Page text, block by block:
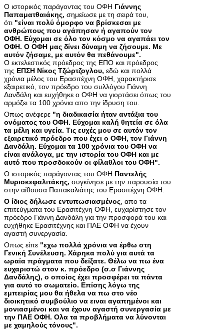
Ο ιστορικός παράγοντας του ΟΦΗ Γιάννης
Παπαματθαιάκης, σημείωσε με τη σειρά του,
ότι "είναι πολύ όμορφο να βρίσκεσαι με
ανθρώπους που αγάπησαν ή αγαπούν τον
ΟΦΗ. Εύχομαι σε όλο τον κόσμο να αγαπάει τον
ΟΦΗ. Ο ΟΦΗ μας δίνει δύναμη να ζήσουμε. Με
αυτόν ζήσαμε, με αυτόν θα πεθάνουμε".
Ο εκτελεστικός πρόεδρος της ΕΠΟ και πρόεδρος
της ΕΠΣΗ Νίκος Τζώρτζογλου, εδώ και πολλά
χρόνια μέλος του Ερασιτέχνη ΟΦΗ, χαρακτήρισε
εξαιρετικό, τον πρόεδρο του συλλόγου Γιάννη
Δανδάλη και ευχήθηκε ο ΟΦΗ να γιορτάσει όπως του
αρμόζει τα 100 χρόνια απο την ίδρυση του.
Οπως ανέφερε "η διαδικασία ήταν αντάξια του
ονόματος του ΟΦΗ. Εύχομαι καλή θητεία σε όλα
τα μέλη και υγεία. Τις ευχές μου σε αυτόν τον
εξαιρετικό πρόεδρο που έχει ο ΟΦΗ, τον Γιάννη
Δανδάλη. Εύχομαι τα 100 χρόνια του ΟΦΗ να
είναι ανάλογα, με την ιστορία του ΟΦΗ και με
αυτό που προσδοκούν οι φίλαθλοι του ΟΦΗ".
Ο ιστορικός παράγοντας του ΟΦΗ Παντελής
Μυριοκεφαλιτάκης, συγκίνησε με την παρουσία του
στην αίθουσα Παπακαλιάτης του Ερασιτέχνη ΟΦΗ.
Ο ίδιος δήλωσε εντυπωσιασμένος, απο τα
επιτεύγματα του Ερασιτέχνη ΟΦΗ, ευχαρίστησε τον
πρόεδρο Γιάννη Δανδάλη για την προσφορά του και
ευχήθηκε Ερασιτέχνης και ΠΑΕ ΟΦΗ να έχουν
αγαστή συνεργασία.
Οπως είπε "εχω πολλά χρόνια να έρθω στη
Γενική Συνέλευση. Χάρηκα πολύ για αυτά τα
ωραία πράγματα που δείξατε. Θέλω να πω ένα
ευχαριστώ στον κ. πρόεδρο (σ.σ Γιάννης
Δανδάλης), ο οποίος έχει προσφέρει τα πάντα
για αυτό το σωματείο. Επίσης λόγω της
εμπειρίας μου θα ήθελα να πω στο νέο
διοικητικό συμβούλιο να ειναι αγαπημένοι και
μονιασμένοι και να έχουν αγαστή συνεργασία με
την ΠΑΕ ΟΦΗ. Ολα τα προβλήματα να λύνονται
με χαμηλούς τόνους".